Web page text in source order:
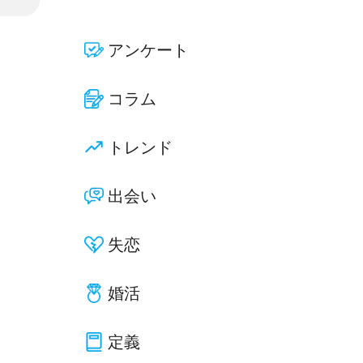
アンケート
コラム
トレンド
出会い
失恋
婚活
定義